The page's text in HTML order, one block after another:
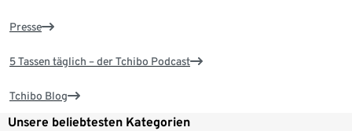
Presse
5 Tassen täglich – der Tchibo Podcast
Tchibo Blog
Unsere beliebtesten Kategorien